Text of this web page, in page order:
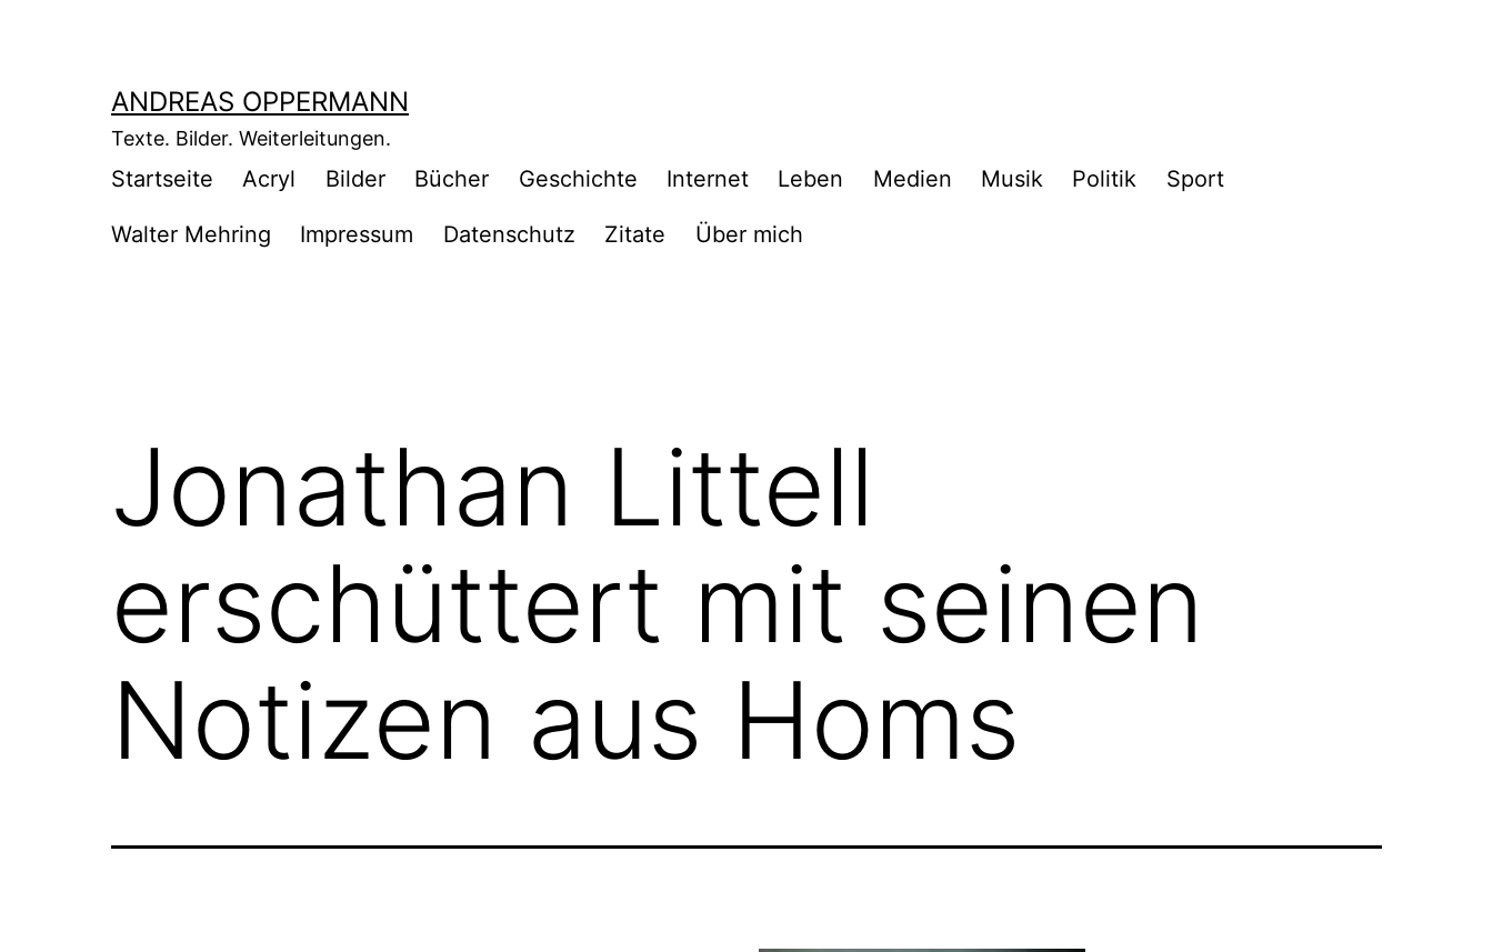
ANDREAS OPPERMANN
Texte. Bilder. Weiterleitungen.
Startseite Acryl Bilder Bücher Geschichte Internet Leben Medien Musik Politik Sport
Walter Mehring Impressum Datenschutz Zitate Über mich
Jonathan Littell
erschüttert mit seinen
Notizen aus Homs